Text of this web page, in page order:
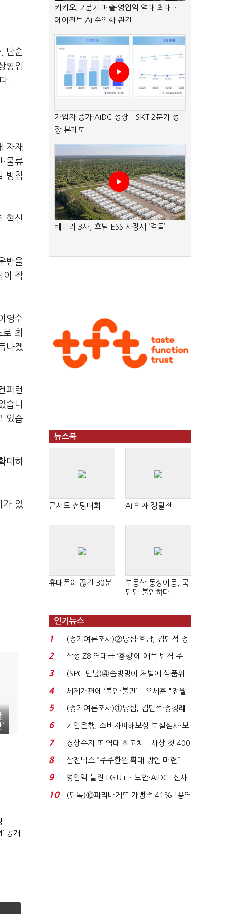
단순
황입
.
자재
물류
방침
혁신
반을
이 작
영수
최
나겠
퍼런
습니
있습
대하
가 있
공개
카카오, 2분기 매출·영업익 역대 최대…
에이전트 AI 수익화 관건
가입자 증가·AIDC 성장…SKT 2분기 성
장 본궤도
배터리 3사, 호남 ESS 시장서 ‘격돌’
뉴스북
콘서트 전당대회 AI 인재 쟁탈전
휴대폰이 끊긴 30분
부동산 동상이몽, 국
민만 불안하다
인기뉴스
1
(정기여론조사)②당심·호남, 김민석-정
청래 '초접전'...
2
삼성 Z8 역대급 ‘흥행’에 애플 반격 주
목…9월 ‘폴...
3
(SPC 민낯)④솜방망이 처벌에 식품위
생법 위반 반복...
4
세제개편에 ‘불안·불만’…오세훈 "전월
세 구하기 더 ...
5
(정기여론조사)①당심, 김민석·정청래
'초접전'…대통령 ...
6
기업은행, 소비자피해보상 부실심사·보
이스피싱 공시 ...
7
경상수지 또 역대 최고치…사상 첫 400
억달러에 '3% 성...
8
삼전닉스 “주주환원 확대 방안 마련”…
로이터에 성명...
9
영업익 늘린 LGU+…보안·AIDC '신사
업 드라이브'...
10
(단독)⑩파리바게뜨 가맹점 41% '용역